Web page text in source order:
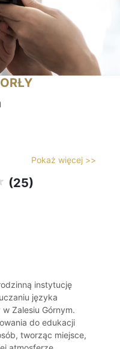
Pokaż więcej >>
(25)
instytucję
języka
Zalesiu Górnym.
do edukacji
tworząc miejsce,